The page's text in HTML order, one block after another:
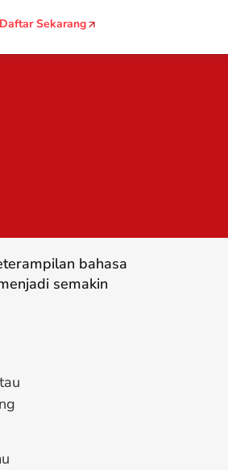
Daftar Sekarang
bahasa
semakin